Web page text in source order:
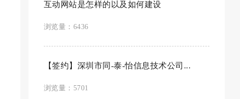
互动网站是怎样的以及如何建设
浏览量：6436
【签约】深圳市同-泰-怡信息技术公司...
浏览量：5701